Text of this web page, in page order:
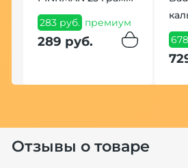
283 руб. премиум
289 руб.
Отзывы о товаре